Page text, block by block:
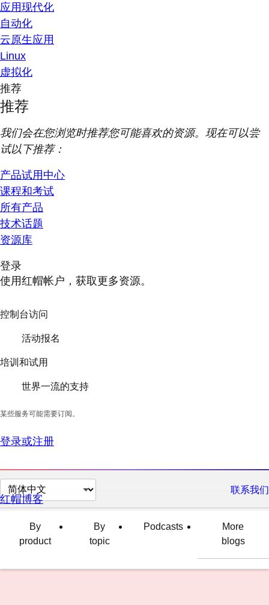
应用现代化
自动化
云原生应用
Linux
虚拟化
推荐
推荐
我们会在您浏览时推荐您可能喜欢的资源。现在可以尝
试以下推荐：
产品试用中心
课程和考试
所有产品
技术话题
资源库
登录
使用红帽帐户，获取更多资源。
控制台访问
活动报名
培训和试用
世界一流的支持
某些服务可能需要订阅。
登录或注册
切
换
言
联系我们
红帽博客
By
product
By
topic
Podcasts
More
blogs